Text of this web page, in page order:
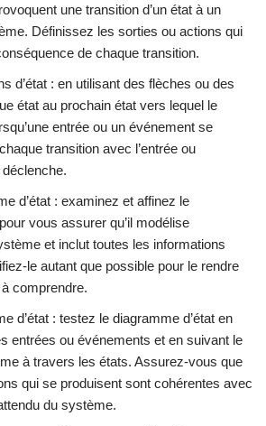
une transition d’un état à un
Définissez les sorties ou actions qui
de chaque transition.
d’état : en utilisant des flèches ou des
état au prochain état vers lequel le
entrée ou un événement se
transition avec l’entrée ou
déclenche.
d’état : examinez et affinez le
vous assurer qu’il modélise
et inclut toutes les informations
le autant que possible pour le rendre
comprendre.
d’état : testez le diagramme d’état en
entrées ou événements et en suivant le
à travers les états. Assurez-vous que
qui se produisent sont cohérentes avec
du système.